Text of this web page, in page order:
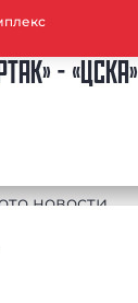
- «ЦСКА»